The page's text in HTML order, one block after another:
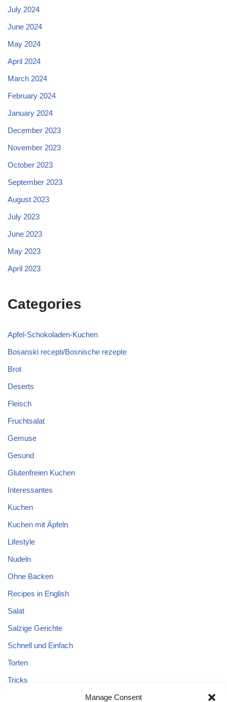
Manage Consent
July 2024
June 2024
May 2024
April 2024
March 2024
February 2024
January 2024
December 2023
November 2023
October 2023
September 2023
August 2023
July 2023
June 2023
May 2023
April 2023
Categories
Apfel-Schokoladen-Kuchen
Bosanski recepti/Bosnische rezepte
Brot
Deserts
Fleisch
Fruchtsalat
Gemuse
Gesund
Glutenfreien Kuchen
Interessantes
Kuchen
Kuchen mit Äpfeln
Lifestyle
Nudeln
Ohne Backen
Recipes in English
Salat
Salzige Gerichte
Schnell und Einfach
Torten
Tricks